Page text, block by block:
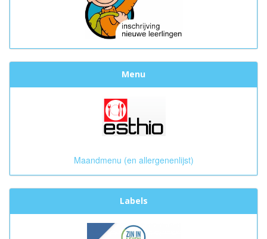
Menu
Maandmenu (en allergenenlijst)
Labels